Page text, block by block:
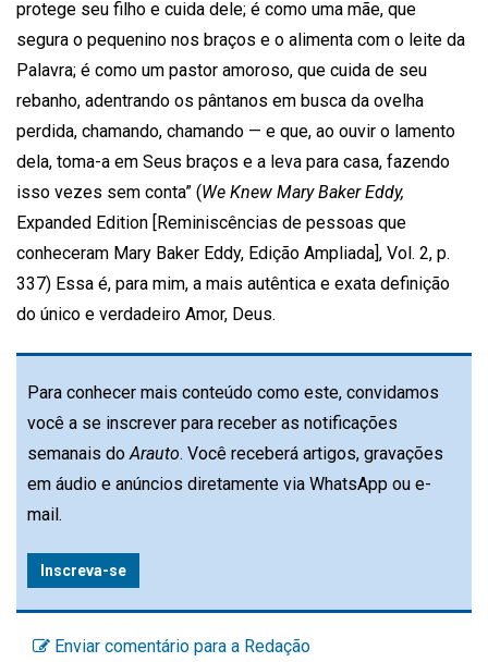
protege seu filho e cuida dele; é como uma mãe, que
segura o pequenino nos braços e o alimenta com o leite da
Palavra; é como um pastor amoroso, que cuida de seu
rebanho, adentrando os pântanos em busca da ovelha
perdida, chamando, chamando — e que, ao ouvir o lamento
dela, toma-a em Seus braços e a leva para casa, fazendo
isso vezes sem conta” (We Knew Mary Baker Eddy,
Expanded Edition [Reminiscências de pessoas que
conheceram Mary Baker Eddy, Edição Ampliada], Vol. 2, p.
337) Essa é, para mim, a mais autêntica e exata definição
do único e verdadeiro Amor, Deus.
Para conhecer mais conteúdo como este, convidamos
você a se inscrever para receber as notificações
semanais doArauto. Você receberá artigos, gravações
em áudio e anúncios diretamente via WhatsApp ou e-
mail.
Inscreva-se
Enviar comentário para a Redação